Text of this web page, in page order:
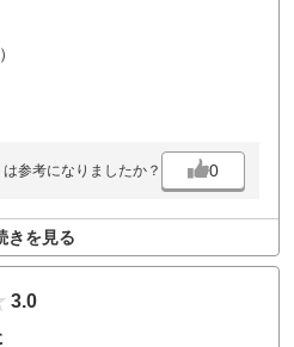
のようなラウンドになりました。
皆さん親切でした。
ジしたと思います。
参考になりましたか？ 0
きを見る
3.0